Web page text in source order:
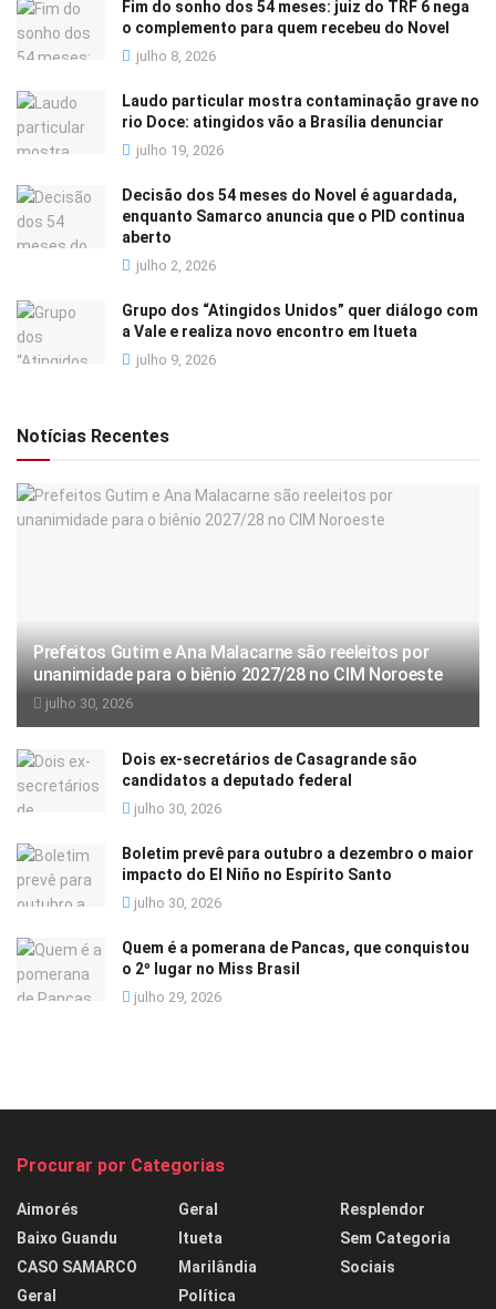
Fim do sonho dos 54 meses: juiz do TRF 6 nega
o complemento para quem recebeu do Novel
julho 8, 2026
Laudo particular mostra contaminação grave no
rio Doce: atingidos vão a Brasília denunciar
julho 19, 2026
Decisão dos 54 meses do Novel é aguardada,
enquanto Samarco anuncia que o PID continua
aberto
julho 2, 2026
Grupo dos “Atingidos Unidos” quer diálogo com
a Vale e realiza novo encontro em Itueta
julho 9, 2026
Notícias Recentes
Prefeitos Gutim e Ana Malacarne são reeleitos por
unanimidade para o biênio 2027/28 no CIM Noroeste
julho 30, 2026
Dois ex-secretários de Casagrande são
candidatos a deputado federal
julho 30, 2026
Boletim prevê para outubro a dezembro o maior
impacto do El Niño no Espírito Santo
julho 30, 2026
Quem é a pomerana de Pancas, que conquistou
o 2º lugar no Miss Brasil
julho 29, 2026
Procurar por Categorias
Aimorés
Baixo Guandu
CASO SAMARCO
Geral
Geral
Itueta
Marilândia
Política
Resplendor
Sem Categoria
Sociais